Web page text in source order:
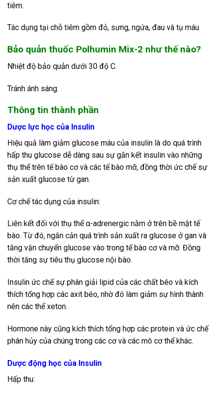
tiêm.
Tác dụng tại chỗ tiêm gồm đỏ, sưng, ngứa, đau và tụ máu
Bảo quản thuốc Polhumin Mix-2 như thế nào?
Nhiệt độ bảo quản dưới 30 độ C.
Tránh ánh sáng.
Thông tin thành phần
Dược lực học của Insulin
Hiệu quả làm giảm glucose máu của insulin là do quá trình
hấp thu glucose dễ dàng sau sự gắn kết insulin vào những
thụ thể trên tế bào cơ và các tế bào mỡ, đồng thời ức chế sự
sản xuất glucose từ gan.
Cơ chế tác dụng của insulin:
Liên kết đối với thụ thể α-adrenergic nằm ở trên bề mặt tế
bào. Từ đó, ngăn cản quá trình sản xuất ra glucose ở gan và
tăng vận chuyển glucose vào trong tế bào cơ và mỡ. Đồng
thời tăng sự tiêu thụ glucose nội bào.
Insulin ức chế sự phân giải lipid của các chất béo và kích
thích tổng hợp các axit béo, nhờ đó làm giảm sự hình thành
nên các thể xeton.
Hormone này cũng kích thích tổng hợp các protein và ức chế
phân hủy của chúng trong các cơ và các mô cơ thể khác.
Dược động học của Insulin
Hấp thu: